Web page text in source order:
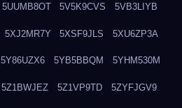
5UUMB8OT 5V5K9CVS 5VB3LIYB
5XJ2MR7Y 5XSF9JLS 5XU6ZP3A
5Y86UZX6 5YB5BBQM 5YHM530M
5Z1BWJEZ 5Z1VP9TD 5ZYFJGV9